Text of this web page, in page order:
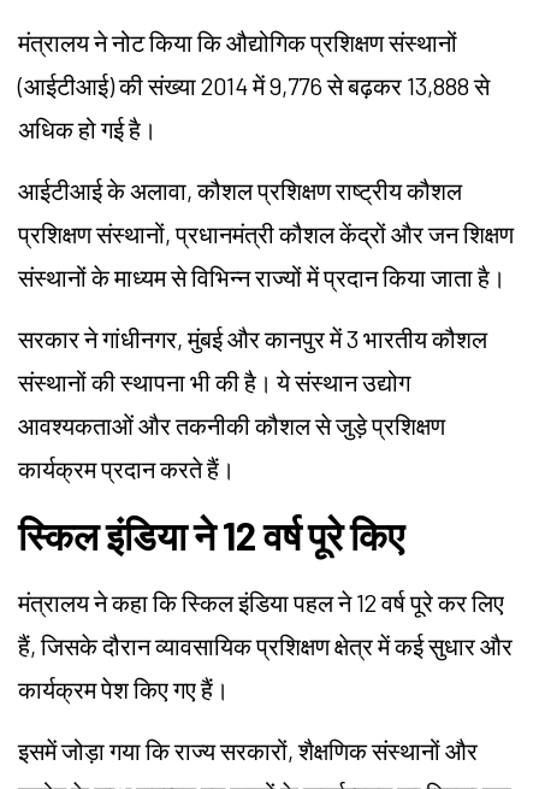
मंत्रालय ने नोट किया कि औद्योगिक प्रशिक्षण संस्थानों
(आईटीआई) की संख्या 2014 में 9,776 से बढ़कर 13,888 से
अधिक हो गई है।
आईटीआई के अलावा, कौशल प्रशिक्षण राष्ट्रीय कौशल
प्रशिक्षण संस्थानों, प्रधानमंत्री कौशल केंद्रों और जन शिक्षण
संस्थानों के माध्यम से विभिन्न राज्यों में प्रदान किया जाता है।
सरकार ने गांधीनगर, मुंबई और कानपुर में 3 भारतीय कौशल
संस्थानों की स्थापना भी की है। ये संस्थान उद्योग
आवश्यकताओं और तकनीकी कौशल से जुड़े प्रशिक्षण
कार्यक्रम प्रदान करते हैं।
स्किल इंडिया ने 12 वर्ष पूरे किए
मंत्रालय ने कहा कि स्किल इंडिया पहल ने 12 वर्ष पूरे कर लिए
हैं, जिसके दौरान व्यावसायिक प्रशिक्षण क्षेत्र में कई सुधार और
कार्यक्रम पेश किए गए हैं।
इसमें जोड़ा गया कि राज्य सरकारों, शैक्षणिक संस्थानों और